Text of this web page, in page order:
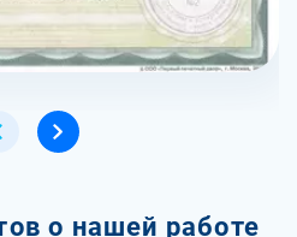
о нашей работе